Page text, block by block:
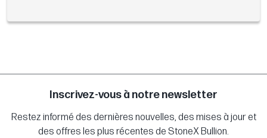
Inscrivez-vous à notre newsletter
Restez informé des dernières nouvelles, des mises à jour et
des offres les plus récentes de StoneX Bullion.